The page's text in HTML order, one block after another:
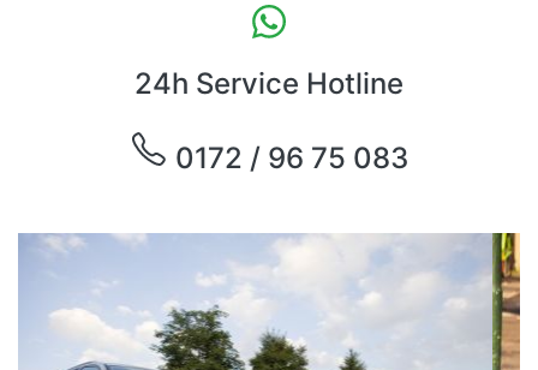
24h Service Hotline
0172 / 96 75 083